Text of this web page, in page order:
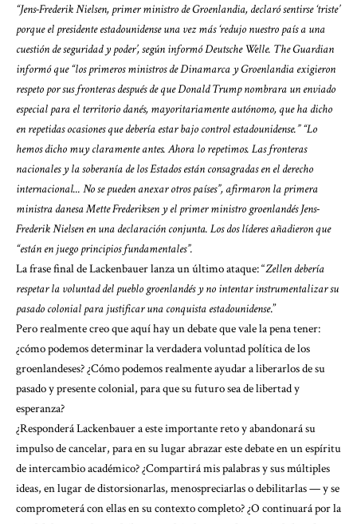
“Jens-Frederik Nielsen, primer ministro de Groenlandia, declaró sentirse ‘triste’
porque el presidente estadounidense una vez más ‘redujo nuestro país a una
cuestión de seguridad y poder’, según informó Deutsche Welle. The Guardian
informó que “los primeros ministros de Dinamarca y Groenlandia exigieron
respeto por sus fronteras después de que Donald Trump nombrara un enviado
especial para el territorio danés, mayoritariamente autónomo, que ha dicho
en repetidas ocasiones que debería estar bajo control estadounidense.” “Lo
hemos dicho muy claramente antes. Ahora lo repetimos. Las fronteras
nacionales y la soberanía de los Estados están consagradas en el derecho
internacional... No se pueden anexar otros países”, afirmaron la primera
ministra danesa Mette Frederiksen y el primer ministro groenlandés Jens-
Frederik Nielsen en una declaración conjunta. Los dos líderes añadieron que
“están en juego principios fundamentales”.
La frase final de Lackenbauer lanza un último ataque: “Zellen debería
respetar la voluntad del pueblo groenlandés y no intentar instrumentalizar su
pasado colonial para justificar una conquista estadounidense.”
Pero realmente creo que aquí hay un debate que vale la pena tener:
¿cómo podemos determinar la verdadera voluntad política de los
groenlandeses? ¿Cómo podemos realmente ayudar a liberarlos de su
pasado y presente colonial, para que su futuro sea de libertad y
esperanza?
¿Responderá Lackenbauer a este importante reto y abandonará su
impulso de cancelar, para en su lugar abrazar este debate en un espíritu
de intercambio académico? ¿Compartirá mis palabras y sus múltiples
ideas, en lugar de distorsionarlas, menospreciarlas o debilitarlas — y se
comprometerá con ellas en su contexto completo? ¿O continuará por la